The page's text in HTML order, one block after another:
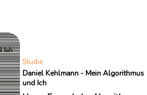
Studie
Daniel Kehlmann - Mein Algorithmus
und Ich